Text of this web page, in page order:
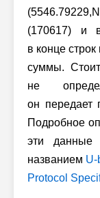
(170617) и
в конце
суммы.
не
он передает
Подробное
эти данные
названием U-
Protocol